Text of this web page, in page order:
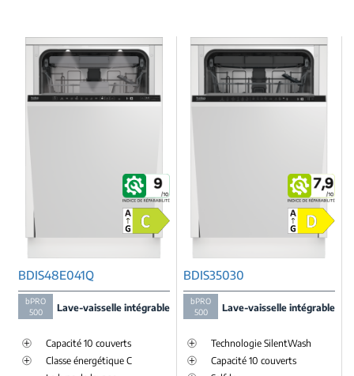
BDIS48E041Q
bPRO
500
Lave-vaisselle intégrable
Capacité 10 couverts
Classe énergétique C
BDIS35030
bPRO
500
Lave-vaisselle intégrable
Technologie SilentWash
Capacité 10 couverts